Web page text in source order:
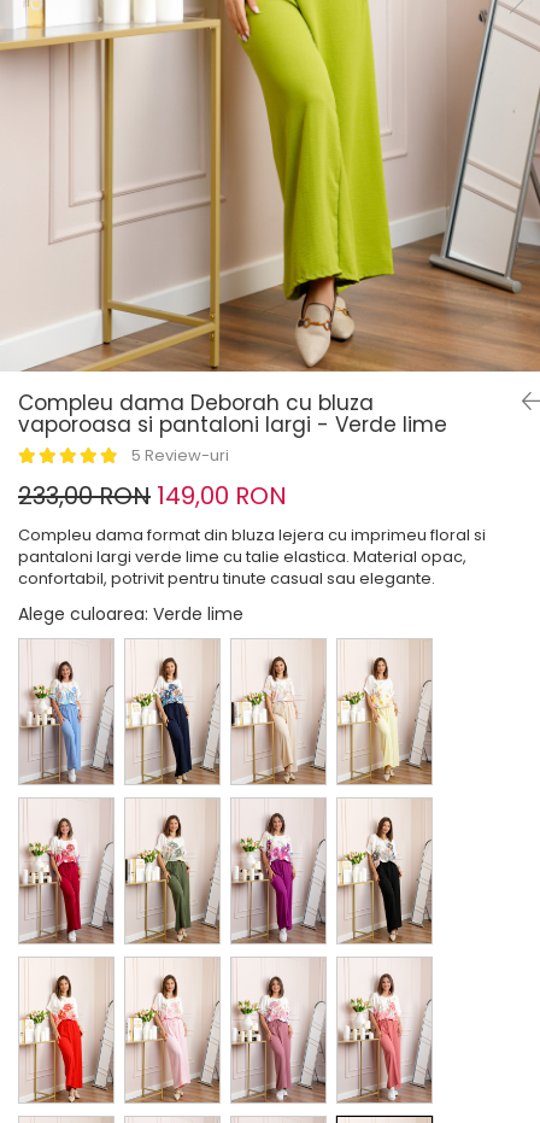
Compleu dama Deborah cu bluza
vaporoasa si pantaloni largi - Verde lime
5 Review-uri
233,00 RON 149,00 RON
Compleu dama format din bluza lejera cu imprimeu floral si
pantaloni largi verde lime cu talie elastica. Material opac,
confortabil, potrivit pentru tinute casual sau elegante.
Alege culoarea: Verde lime